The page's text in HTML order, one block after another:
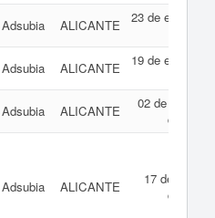
Adsubia ALICANTE
23 de enero de
Adsubia ALICANTE
19 de enero de
Adsubia ALICANTE
02 de octubre
de 2025
Adsubia ALICANTE
17 de marzo
de 2025